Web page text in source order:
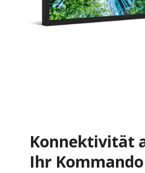
Konnektivität
Ihr Kommando